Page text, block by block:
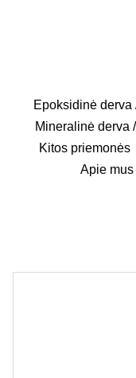
Epoksidinė derva
Mineralinė derva
Kitos priemonės
Apie mus